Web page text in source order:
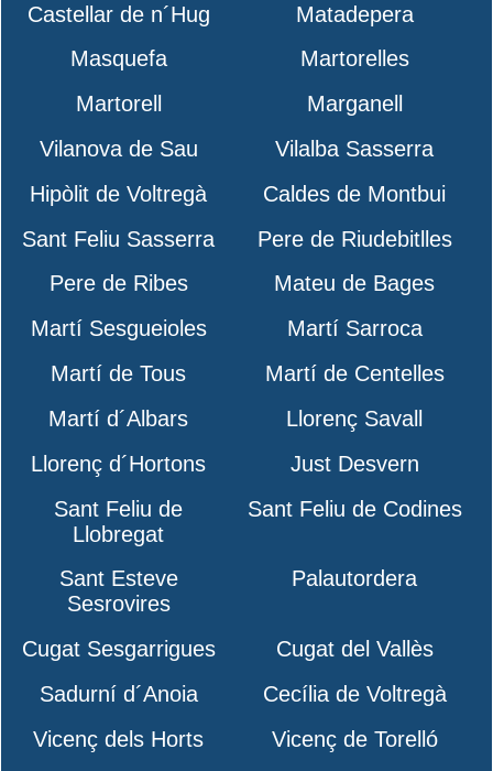
Castellar de n´Hug
Matadepera
Masquefa
Martorelles
Martorell
Marganell
Vilanova de Sau
Vilalba Sasserra
Hipòlit de Voltregà
Caldes de Montbui
Sant Feliu Sasserra
Pere de Riudebitlles
Pere de Ribes
Mateu de Bages
Martí Sesgueioles
Martí Sarroca
Martí de Tous
Martí de Centelles
Martí d´Albars
Llorenç Savall
Llorenç d´Hortons
Just Desvern
Sant Feliu de
Llobregat
Sant Feliu de Codines
Sant Esteve
Sesrovires
Palautordera
Cugat Sesgarrigues
Cugat del Vallès
Sadurní d´Anoia
Cecília de Voltregà
Vicenç dels Horts
Vicenç de Torelló